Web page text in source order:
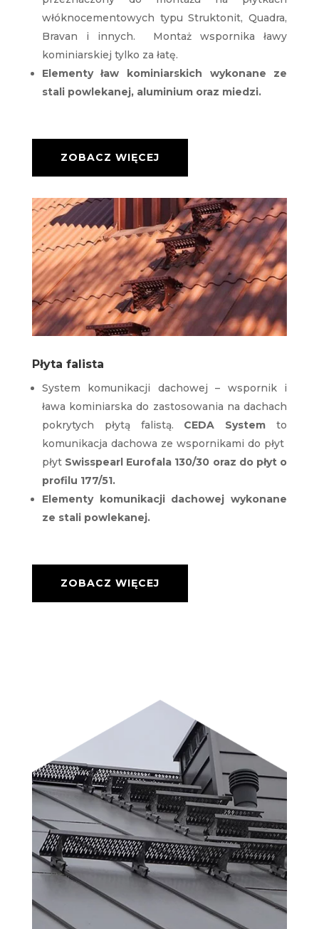
włóknocementowych typu Struktonit, Quadra,
Bravan i innych. Montaż wspornika ławy
kominiarskiej tylko za łatę.
Elementy ław kominiarskich wykonane ze
stali powlekanej, aluminium oraz miedzi.
ZOBACZ WIĘCEJ
Płyta falista
System komunikacji dachowej – wspornik i
ława kominiarska do zastosowania na dachach
pokrytych płytą falistą. CEDA System to
komunikacja dachowa ze wspornikami do płyt
płyt Swisspearl Eurofala 130/30 oraz do płyt o
profilu 177/51.
Elementy komunikacji dachowej wykonane
ze stali powlekanej.
ZOBACZ WIĘCEJ